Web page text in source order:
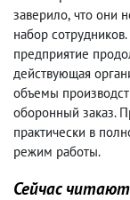
заверило, что они
набор
предприятие
действующая
объемы
оборонный заказ.
практически в
режим работы.
Сейчас читают